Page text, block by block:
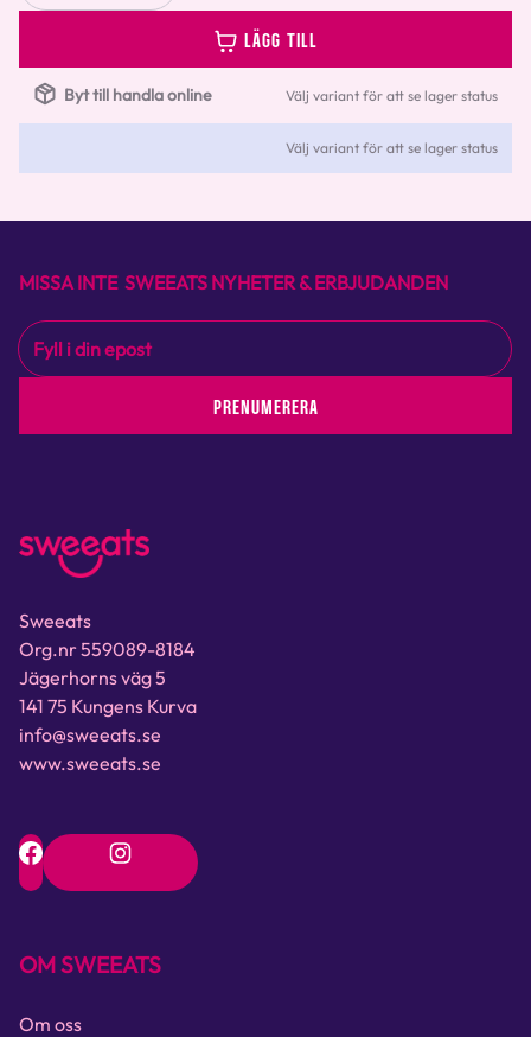
LÄGG TILL
Byt till handla online Välj variant för att se lager status
Välj variant för att se lager status
MISSA INTE SWEEATS NYHETER & ERBJUDANDEN
PRENUMERERA
Sweeats
Org.nr 559089-8184
Jägerhorns väg 5
141 75 Kungens Kurva
info@sweeats.se
www.sweeats.se
OM SWEEATS
Om oss